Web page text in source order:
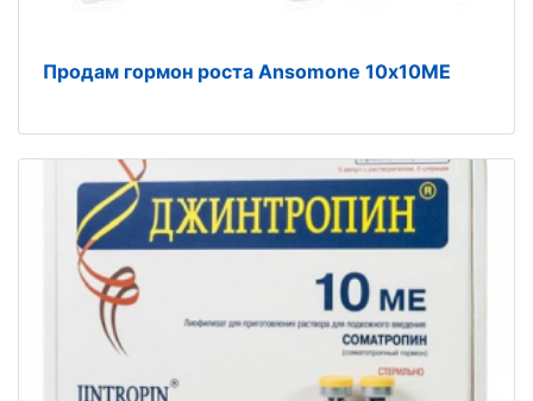
Продам гормон роста Ansomone 10х10МЕ